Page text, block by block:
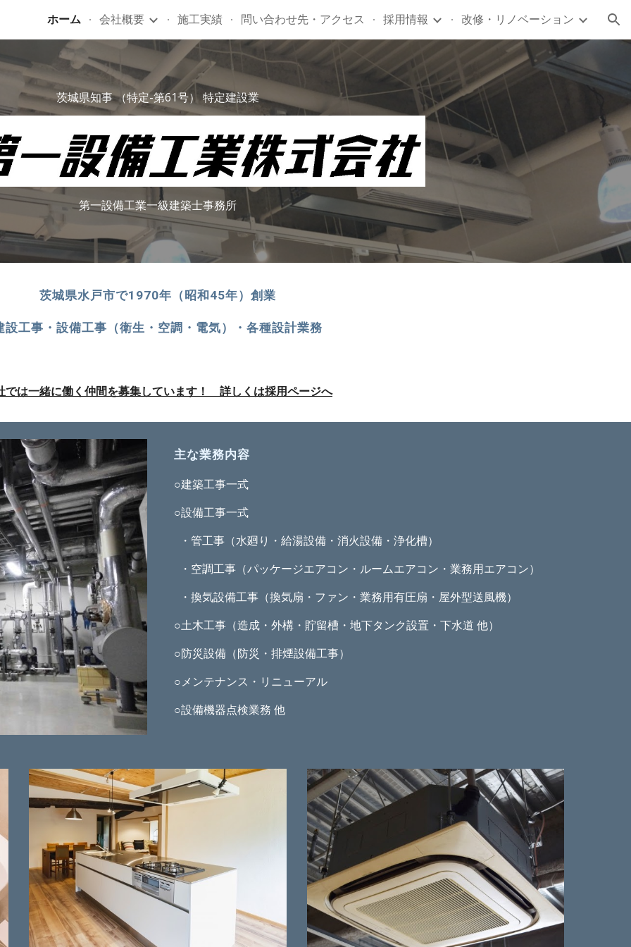
to main content Skip to navigation
ホーム 会社概要 施工実績 問い合わせ先・アクセス 採用情報 改修・リノベーション
茨城県知事 （特定-第61号） 特定建設業
第一設備工業一級建築士事務所
茨城県水戸市で1970年（昭和45年）創業
設工事・設備工事（衛生・空調・電気）・各種設計業務
では一緒に働く仲間を募集しています！ 詳しくは採用ページへ
主な業務内容
○建築工事一式
○設備工事一式
・管工事（水廻り・給湯設備・消火設備・浄化槽）
・空調工事（パッケージエアコン・ルームエアコン・業務用エアコン）
・換気設備工事（換気扇・ファン・業務用有圧扇・屋外型送風機）
○土木工事（造成・外構・貯留槽・地下タンク設置・下水道 他）
○防災設備（防災・排煙設備工事）
○メンテナンス・リニューアル
○設備機器点検業務 他